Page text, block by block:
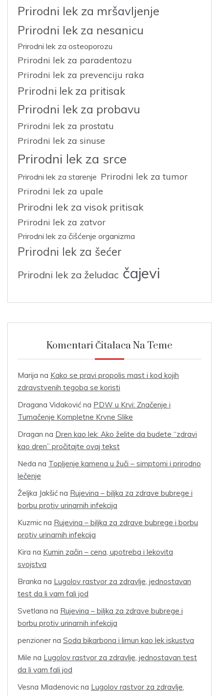
Prirodni lek za mršavljenje
Prirodni lek za nesanicu
Prirodni lek za osteoporozu
Prirodni lek za paradentozu
Prirodni lek za prevenciju raka
Prirodni lek za pritisak
Prirodni lek za probavu
Prirodni lek za prostatu
Prirodni lek za sinuse
Prirodni lek za srce
Prirodni lek za starenje Prirodni lek za tumor
Prirodni lek za upale
Prirodni lek za visok pritisak
Prirodni lek za zatvor
Prirodni lek za čišćenje organizma
Prirodni lek za šećer
Prirodni lek za želudac čajevi
Komentari Čitalaca Na Teme
Marija na Kako se pravi propolis mast i kod kojih
zdravstvenih tegoba se koristi
Dragana Vidaković na PDW u Krvi: Značenje i
Tumačenje Kompletne Krvne Slike
Dragan na Dren kao lek: Ako želite da budete “zdravi
kao dren” pročitajte ovaj tekst
Neda na Topljenje kamena u žuči – simptomi i prirodno
lečenje
Željka Jakšić na Rujevina – biljka za zdrave bubrege i
borbu protiv urinarnih infekcija
Kuzmic na Rujevina – biljka za zdrave bubrege i borbu
protiv urinarnih infekcija
Kira na Kumin začin – cena, upotreba i lekovita
svojstva
Branka na Lugolov rastvor za zdravlje, jednostavan
test da li vam fali jod
Svetlana na Rujevina – biljka za zdrave bubrege i
borbu protiv urinarnih infekcija
penzioner na Soda bikarbona i limun kao lek iskustva
Mile na Lugolov rastvor za zdravlje, jednostavan test
da li vam fali jod
Vesna Mladenovic na Lugolov rastvor za zdravlje,